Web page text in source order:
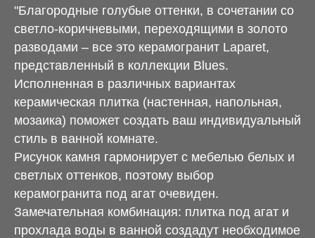
"Благородные голубые оттенки, в сочетании со
светло-коричневыми, переходящими в золото
разводами – все это керамогранит Laparet,
представленный в коллекции Blues.
Исполненная в различных вариантах
керамическая плитка (настенная, напольная,
мозаика) поможет создать ваш индивидуальный
стиль в ванной комнате.
Рисунок камня гармонирует с мебелью белых и
светлых оттенков, поэтому выбор
керамогранита под агат очевиден.
Замечательная комбинация: плитка под агат и
прохлада воды в ванной создадут необходимое